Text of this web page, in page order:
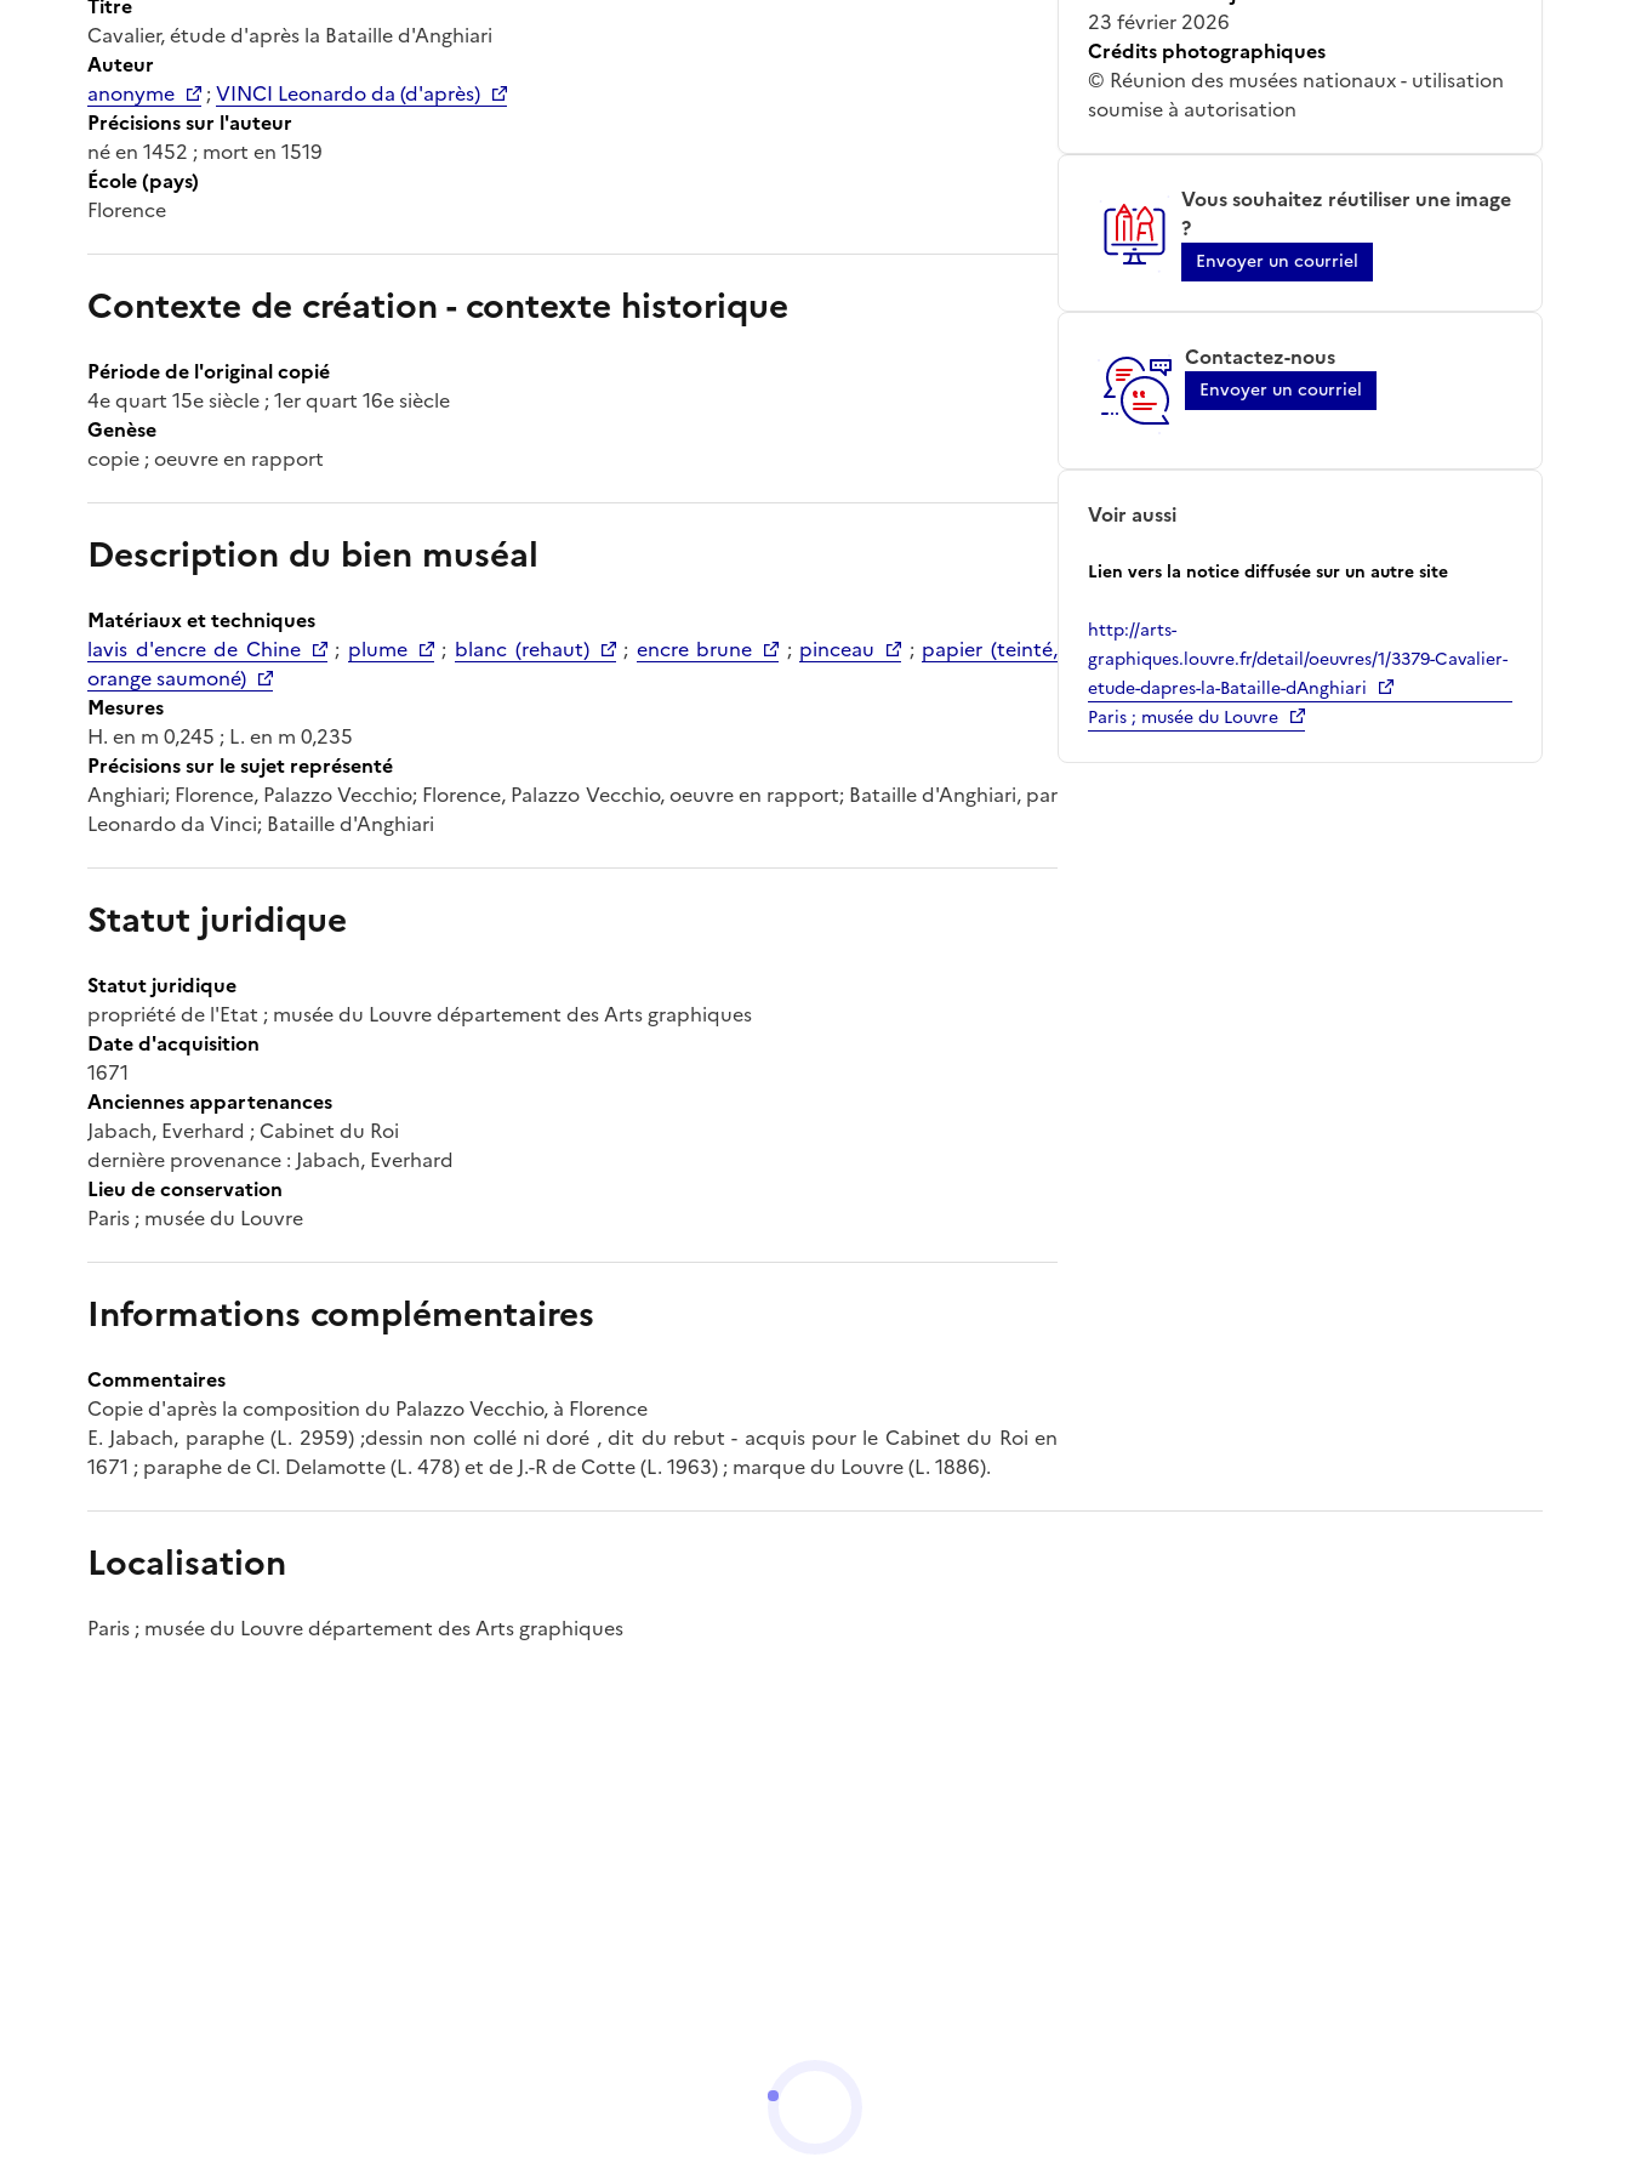
Cavalier, étude d'après la Bataille d'Anghiari
Auteur
anonyme
;VINCI Leonardo da (d'après)
Précisions sur l'auteur
né en 1452 ; mort en 1519
École (pays)
Florence
Contexte de création - contexte historique
Période de l'original copié
4e quart 15e siècle ; 1er quart 16e siècle
Genèse
copie ; oeuvre en rapport
Description du bien muséal
Matériaux et techniques
lavis d'encre de Chine
; plume ; blanc (rehaut) ; encre brune ; pinceau ; papier (teinté,
orange saumoné)
Mesures
H. en m 0,245 ; L. en m 0,235
Précisions sur le sujet représenté
Anghiari; Florence, Palazzo Vecchio; Florence, Palazzo Vecchio, oeuvre en rapport; Bataille d'Anghiari, par
Leonardo da Vinci; Bataille d'Anghiari
Statut juridique
Statut juridique
propriété de l'Etat ; musée du Louvre département des Arts graphiques
Date d'acquisition
1671
Anciennes appartenances
Jabach, Everhard ; Cabinet du Roi
dernière provenance : Jabach, Everhard
Lieu de conservation
Paris ; musée du Louvre
Informations complémentaires
Commentaires
Copie d'après la composition du Palazzo Vecchio, à Florence
E. Jabach, paraphe (L. 2959) ;dessin non collé ni doré , dit du rebut - acquis pour le Cabinet du Roi en
1671 ; paraphe de Cl. Delamotte (L. 478) et de J.-R de Cotte (L. 1963) ; marque du Louvre (L. 1886).
23 février 2026
Crédits photographiques
© Réunion des musées nationaux - utilisation
soumise à autorisation
Vous souhaitez réutiliser une image
?
Envoyer un courriel
Contactez-nous
Envoyer un courriel
Voir aussi
Lien vers la notice diffusée sur un autre site
http://arts-
graphiques.louvre.fr/detail/oeuvres/1/3379-Cavalier-
etude-dapres-la-Bataille-dAnghiari
Paris ; musée du Louvre
Localisation
Paris ; musée du Louvre département des Arts graphiques